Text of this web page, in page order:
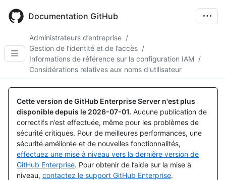
main
Documentation GitHub
Administrateurs d’entreprise /
Gestion de l’identité et de l’accès /
Informations de référence sur la configuration IAM /
Considérations relatives aux noms d'utilisateur
Cette version de GitHub Enterprise Server n'est plus
disponible depuis le 2026-07-01. Aucune publication de
correctifs n’est effectuée, même pour les problèmes de
sécurité critiques. Pour de meilleures performances, une
sécurité améliorée et de nouvelles fonctionnalités,
effectuez une mise à niveau vers la dernière version de
GitHub Enterprise. Pour obtenir de l’aide sur la mise à
niveau, contactez le support GitHub Enterprise.